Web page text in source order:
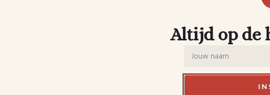
Altijd op de